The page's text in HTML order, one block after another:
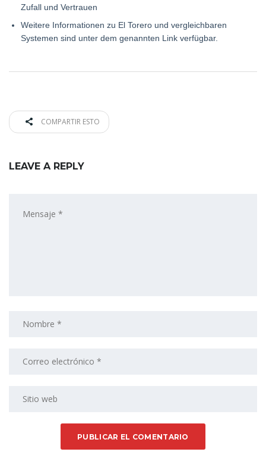
Zufall und Vertrauen
Weitere Informationen zu El Torero und vergleichbaren
Systemen sind unter dem genannten Link verfügbar.
COMPARTIR ESTO
LEAVE A REPLY